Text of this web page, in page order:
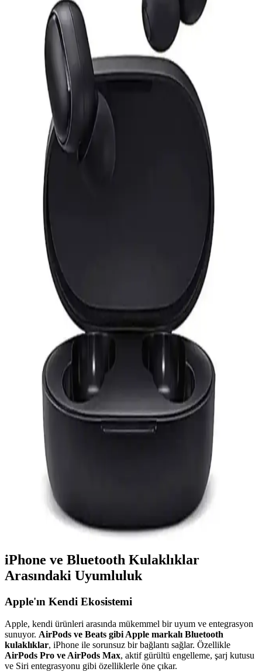
S-Link markalı 7 metre gri Cat6 LAN kablosu, yüksek hız,
dayanıklılık ve kolay kullanım sağlar. RJ45 uçlarıyla güvenli
bağlantı sunar, ev ve ofis ortamında stabil internet erişimi için ideal.
Anker Soundcore Sport X20 Spor Kulak İçi
Kablosuz Kulaklıklar İncelemesi
Soundcore Sport X20, ergonomik tasarımı, gelişmiş ses teknolojisi
ve dayanıklılığıyla sporcular için ideal kablosuz kulaklıklar sunar.
Uzun pil ömrü ve yüksek gürültü engelleme özelliğiyle öne çıkar.
Schulzz Orico Bluetooth 5.0 Mini 3.5mm Dongle ile
Kablosuz Bağlantı Çözümünde Yeni Dönem
Schulzz Orico Bluetooth 5.0 Mini 3.5mm Dongle, yüksek hız ve
stabilite ile kablosuz bağlantı sunar, kompakt tasarımıyla kullanım
kolaylığı sağlar ve çoklu cihaz uyumu ile modern iletişim
ihtiyaçlarını karşılar.
Wi-Fi Kanal Seçimi ve Bağlantı Kalitesini Artırma
Yöntemleri
Wi-Fi kanal seçimi, bağlantı kalitenizi doğrudan etkiler. En iyi kanalı
belirlemek için analiz araçları ve teknolojik gelişmelerden
faydalanın, stabil ve hızlı internet için düzenli kontrol şarttır.
Telefonlardan Fotoğraf Aktarmanın Güncel
Yöntemleri ve En İyi Uygulamalar
Telefonlardan fotoğraf aktarmanın çeşitli güncel yöntemleri,
kablosuz ve kablolu seçenekler, uygulamalar ve güvenlik ipuçlarıyla
detaylı anlatılıyor.
Ac Mini WiFi 600 Mbps 5GHz USB Adaptör:
Yüksek Hızlı ve Taşınabilir Kablosuz Bağlantı
Kompakt tasarımıyla yüksek hız ve stabil bağlantı sağlayan Ac Mini
WiFi 600 Mbps adaptör, kolay kurulumu ve çift bant desteğiyle ev
ve ofis kullanımına uygun bir kablosuz çözüm sunar.
Xiaomi Mi Airdots Kablosuz Kulaklık İncelemesi ve
Kullanıcı Deneyimleri
Xiaomi Mi Airdots, uygun fiyatlı ve kullanışlı kablosuz kulaklıklar
arasında öne çıkıyor. Bluetooth 5.0, ergonomik tasarım ve uzun pil
ömrü ile günlük kullanımda avantaj sağlıyor.
iPhone ve Bluetooth Kulaklıklar
Arasındaki Uyumluluk
Apple'ın Kendi Ekosistemi
Apple, kendi ürünleri arasında mükemmel bir uyum ve entegrasyon
sunuyor. AirPods ve Beats gibi Apple markalı Bluetooth
kulaklıklar, iPhone ile sorunsuz bir bağlantı sağlar. Özellikle
AirPods Pro ve AirPods Max, aktif gürültü engelleme, şarj kutusu
ve Siri entegrasyonu gibi özelliklerle öne çıkar.